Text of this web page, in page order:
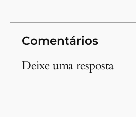
Comentários
Deixe uma resposta